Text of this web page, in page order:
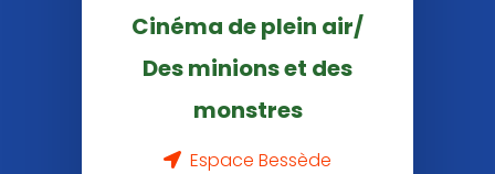
Cinéma de plein air/
Des minions et des
monstres
Espace Bessède